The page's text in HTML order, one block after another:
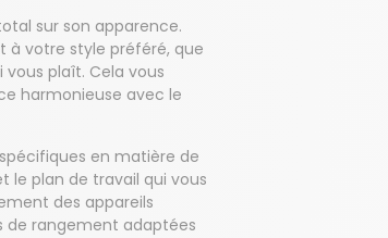
sur son apparence.
à votre style préféré, que
plaît. Cela vous
harmonieuse avec le
en matière de
le plan de travail qui vous
des appareils
de rangement adaptées